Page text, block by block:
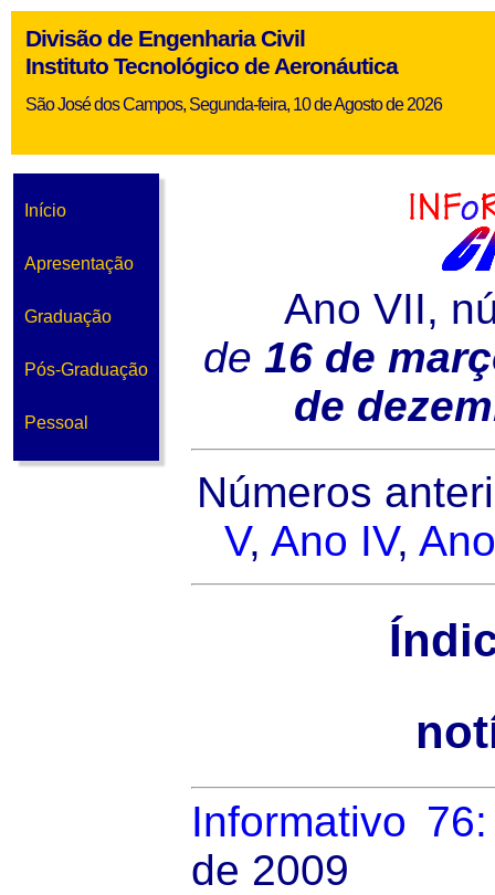
Divisão de Engenharia Civil
Instituto Tecnológico de Aeronáutica
São José dos Campos, Segunda-feira, 10 de Agosto de 2026
Início
Apresentação
Graduação
Pós-Graduação
Pessoal
Ano VII,
de 16 de
de
Números
V, Ano IV,
Informativo 76:
de 2009